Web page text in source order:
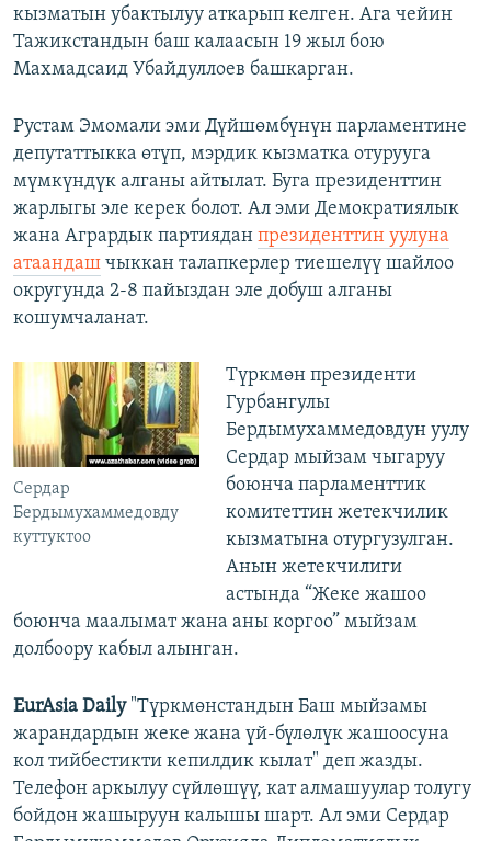
кызматын убактылуу аткарып келген. Ага чейин
Тажикстандын баш калаасын 19 жыл бою
Махмадсаид Убайдуллоев башкарган.
Рустам Эмомали эми Дүйшөмбүнүн парламентине
депутаттыкка өтүп, мэрдик кызматка отурууга
мүмкүндүк алганы айтылат. Буга президенттин
жарлыгы эле керек болот. Ал эми Демократиялык
жана Агрардык партиядан президенттин уулуна
атаандаш чыккан талапкерлер тиешелүү шайлоо
округунда 2-8 пайыздан эле добуш алганы
кошумчаланат.
Сердар
Бердымухаммедовду
куттуктоо
Түркмөн президенти
Гурбангулы
Бердымухаммедовдун уулу
Сердар мыйзам чыгаруу
боюнча парламенттик
комитеттин жетекчилик
кызматына отургузулган.
Анын жетекчилиги
астында “Жеке жашоо
боюнча маалымат жана аны коргоо” мыйзам
долбоору кабыл алынган.
EurAsia Daily "Түркмөнстандын Баш мыйзамы
жарандардын жеке жана үй-бүлөлүк жашоосуна
кол тийбестикти кепилдик кылат" деп жазды.
Телефон аркылуу сүйлөшүү, кат алмашуулар толугу
бойдон жашыруун калышы шарт. Ал эми Сердар